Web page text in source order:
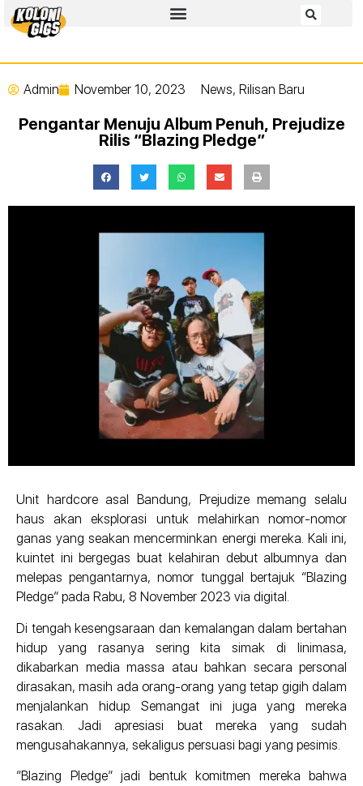
Admin November 10, 2023 News, Rilisan Baru
Pengantar Menuju Album Penuh, Prejudize
Rilis “Blazing Pledge”
Unit hardcore asal Bandung, Prejudize memang selalu
haus akan eksplorasi untuk melahirkan nomor-nomor
ganas yang seakan mencerminkan energi mereka. Kali ini,
kuintet ini bergegas buat kelahiran debut albumnya dan
melepas pengantarnya, nomor tunggal bertajuk “Blazing
Pledge” pada Rabu, 8 November 2023 via digital.
Di tengah kesengsaraan dan kemalangan dalam bertahan
hidup yang rasanya sering kita simak di linimasa,
dikabarkan media massa atau bahkan secara personal
dirasakan, masih ada orang-orang yang tetap gigih dalam
menjalankan hidup. Semangat ini juga yang mereka
rasakan. Jadi apresiasi buat mereka yang sudah
mengusahakannya, sekaligus persuasi bagi yang pesimis.
“Blazing Pledge” jadi bentuk komitmen mereka bahwa